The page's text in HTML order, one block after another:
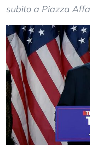
subito a Piazza